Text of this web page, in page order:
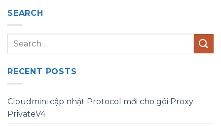
SEARCH
RECENT POSTS
Cloudmini cập nhật Protocol mới cho gói Proxy
PrivateV4